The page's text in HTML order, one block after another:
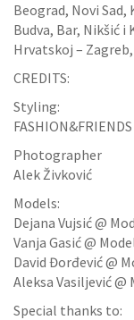
Beograd, Novi Sad,
Budva, Bar, Nikšić
Hrvatskoj –
CREDITS:
Styling:
FASHION&FRIENDS
Photographer
Alek Živković
Models:
Dejana Vujsić @
Vanja Gasić @
David Đorđević @
Aleksa Vasiljević @
Special thanks to: